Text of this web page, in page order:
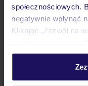
społecznościowych.
negatywnie wpłynąć
Klikając „Zezwól na
personalizować swój
Szczegółowe
8 219 ZŁ
04.12.2026 -
All Inclusive